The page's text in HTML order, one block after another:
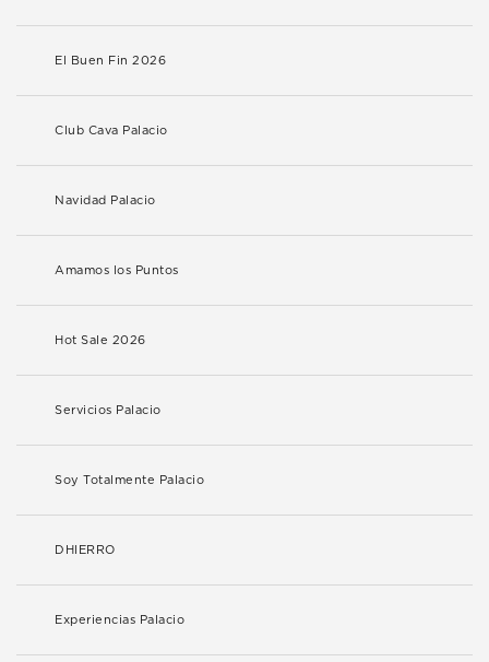
El Buen Fin 2026
Club Cava Palacio
Navidad Palacio
Amamos los Puntos
Hot Sale 2026
Servicios Palacio
Soy Totalmente Palacio
DHIERRO
Experiencias Palacio